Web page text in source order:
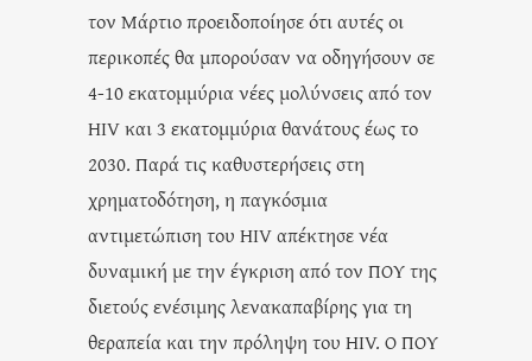
τον Μάρτιο προειδοποίησε ότι αυτές οι
περικοπές θα μπορούσαν να οδηγήσουν σε
4-10 εκατομμύρια νέες μολύνσεις από τον
HIV και 3 εκατομμύρια θανάτους έως το
2030. Παρά τις καθυστερήσεις στη
χρηματοδότηση, η παγκόσμια
αντιμετώπιση του HIV απέκτησε νέα
δυναμική με την έγκριση από τον ΠΟΥ της
διετούς ενέσιμης λενακαπαβίρης για τη
θεραπεία και την πρόληψη του HIV. Ο ΠΟΥ